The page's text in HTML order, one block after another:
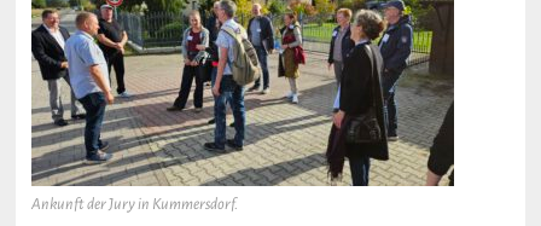
Ankunft der Jury in Kummersdorf.